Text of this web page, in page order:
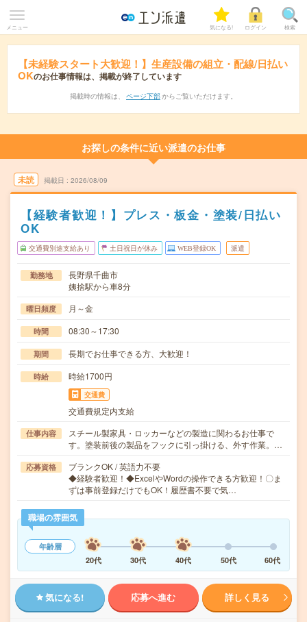
メニュー 気になる! ログイン 検索
【未経験スタート大歓迎！】生産設備の組立・配線/日払い
OKのお仕事情報は、掲載が終了しています
掲載時の情報は、 ページ下部 からご覧いただけます。
お探しの条件に近い派遣のお仕事
未読 掲載日 2026/08/09
【経験者歓迎！】プレス・板金・塗装/日払い
OK
交通費別途支給あり 土日祝日が休み WEB登録OK 派遣
勤務地
長野県千曲市
姨捨駅から車8分
曜日頻度 月～金
時間 08:30～17:30
期間 長期でお仕事できる方、大歓迎！
時給 時給1700円
交通費
交通費規定内支給
仕事内容
スチール製家具・ロッカーなどの製造に関わるお仕事で
す。塗装前後の製品をフックに引っ掛ける、外す作業。…
応募資格
ブランクOK / 英語力不要
◆経験者歓迎！◆ExcelやWordの操作できる方歓迎！〇ま
ずは事前登録だけでもOK！履歴書不要で気…
職場の雰囲気
年齢層
20代
30代 40代 50代 60代
気になる! 応募へ進む 詳しく見る